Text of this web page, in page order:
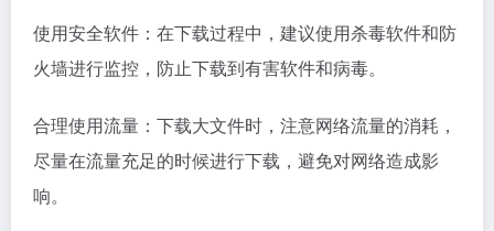
使用安全软件：在下载过程中，建议使用杀毒软件和防
火墙进行监控，防止下载到有害软件和病毒。
合理使用流量：下载大文件时，注意网络流量的消耗，
尽量在流量充足的时候进行下载，避免对网络造成影
响。